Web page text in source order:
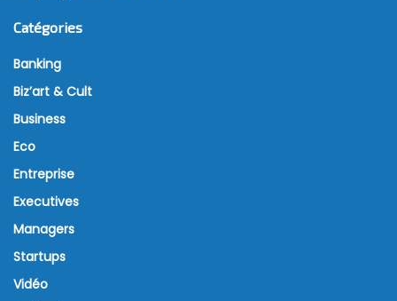
Catégories
Banking
Biz’art & Cult
Business
Eco
Entreprise
Executives
Managers
Startups
Vidéo